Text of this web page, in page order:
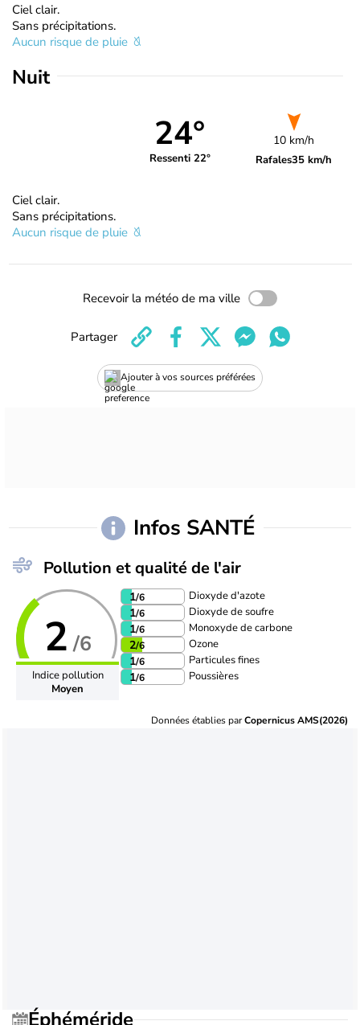
Ciel clair.
Sans précipitations.
Aucun risque de pluie
Nuit
24°
Ressenti 22°
10 km/h
Rafales35 km/h
Ciel clair.
Sans précipitations.
Aucun risque de pluie
Recevoir la météo de ma ville
Ajouter à vos sources préférées
Partager
Infos SANTÉ
Pollution et qualité de l'air
2 /6
Indice pollution
Moyen
1/6 Dioxyde d'azote
1/6 Dioxyde de soufre
1/6 Monoxyde de carbone
2/6 Ozone
1/6 Particules fines
1/6 Poussières
Données établies parCopernicus AMS(2026)
Éphéméride